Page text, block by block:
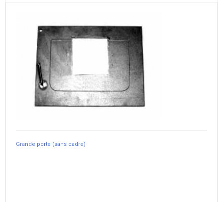
Grande porte (sans cadre)